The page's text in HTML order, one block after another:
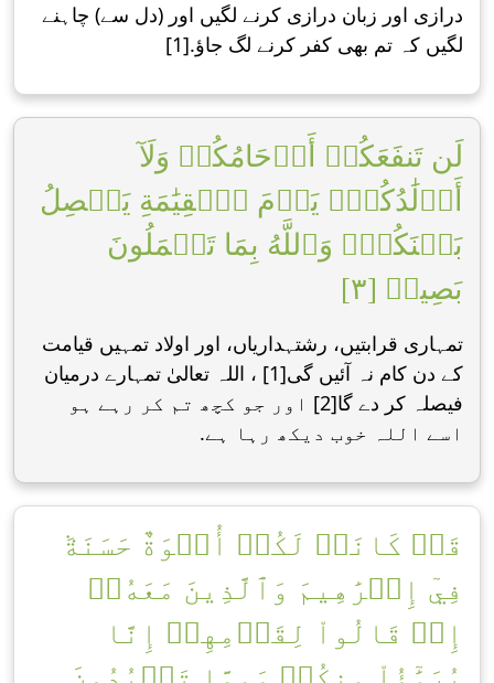
درازی اور زبان درازی کرنے لگیں اور (دل سے) چاہنے
لگیں کہ تم بھی کفر کرنے لگ جاؤ.[1]
لَن تَنفَعَكُمۡ أَرۡحَامُكُمۡ وَلَآ
أَوۡلَٰدُكُمۡۚ يَوۡمَ ٱلۡقِيَٰمَةِ يَفۡصِلُ
بَيۡنَكُمۡۚ وَٱللَّهُ بِمَا تَعۡمَلُونَ
بَصِيرٞ [٣]
تمہاری قرابتیں، رشتہداریاں، اور اوﻻد تمہیں قیامت
کے دن کام نہ آئیں گی[1] ، اللہ تعالیٰ تمہارے درمیان
فیصلہ کر دے گا[2] اور جو کچھ تم کر رہے ہو
اسے اللہ خوب دیکھ رہا ہے.
قَدۡ كَانَتۡ لَكُمۡ أُسۡوَةٌ حَسَنَةٞ
فِيٓ إِبۡرَٰهِيمَ وَٱلَّذِينَ مَعَهُۥٓ
إِذۡ قَالُواْ لِقَوۡمِهِمۡ إِنَّا